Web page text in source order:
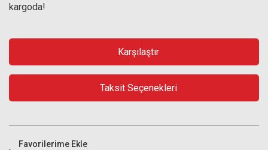
kargoda!
Karşılaştır
Taksit Seçenekleri